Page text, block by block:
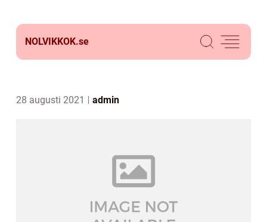
NOLVIKKOK.se
28 augusti 2021 admin